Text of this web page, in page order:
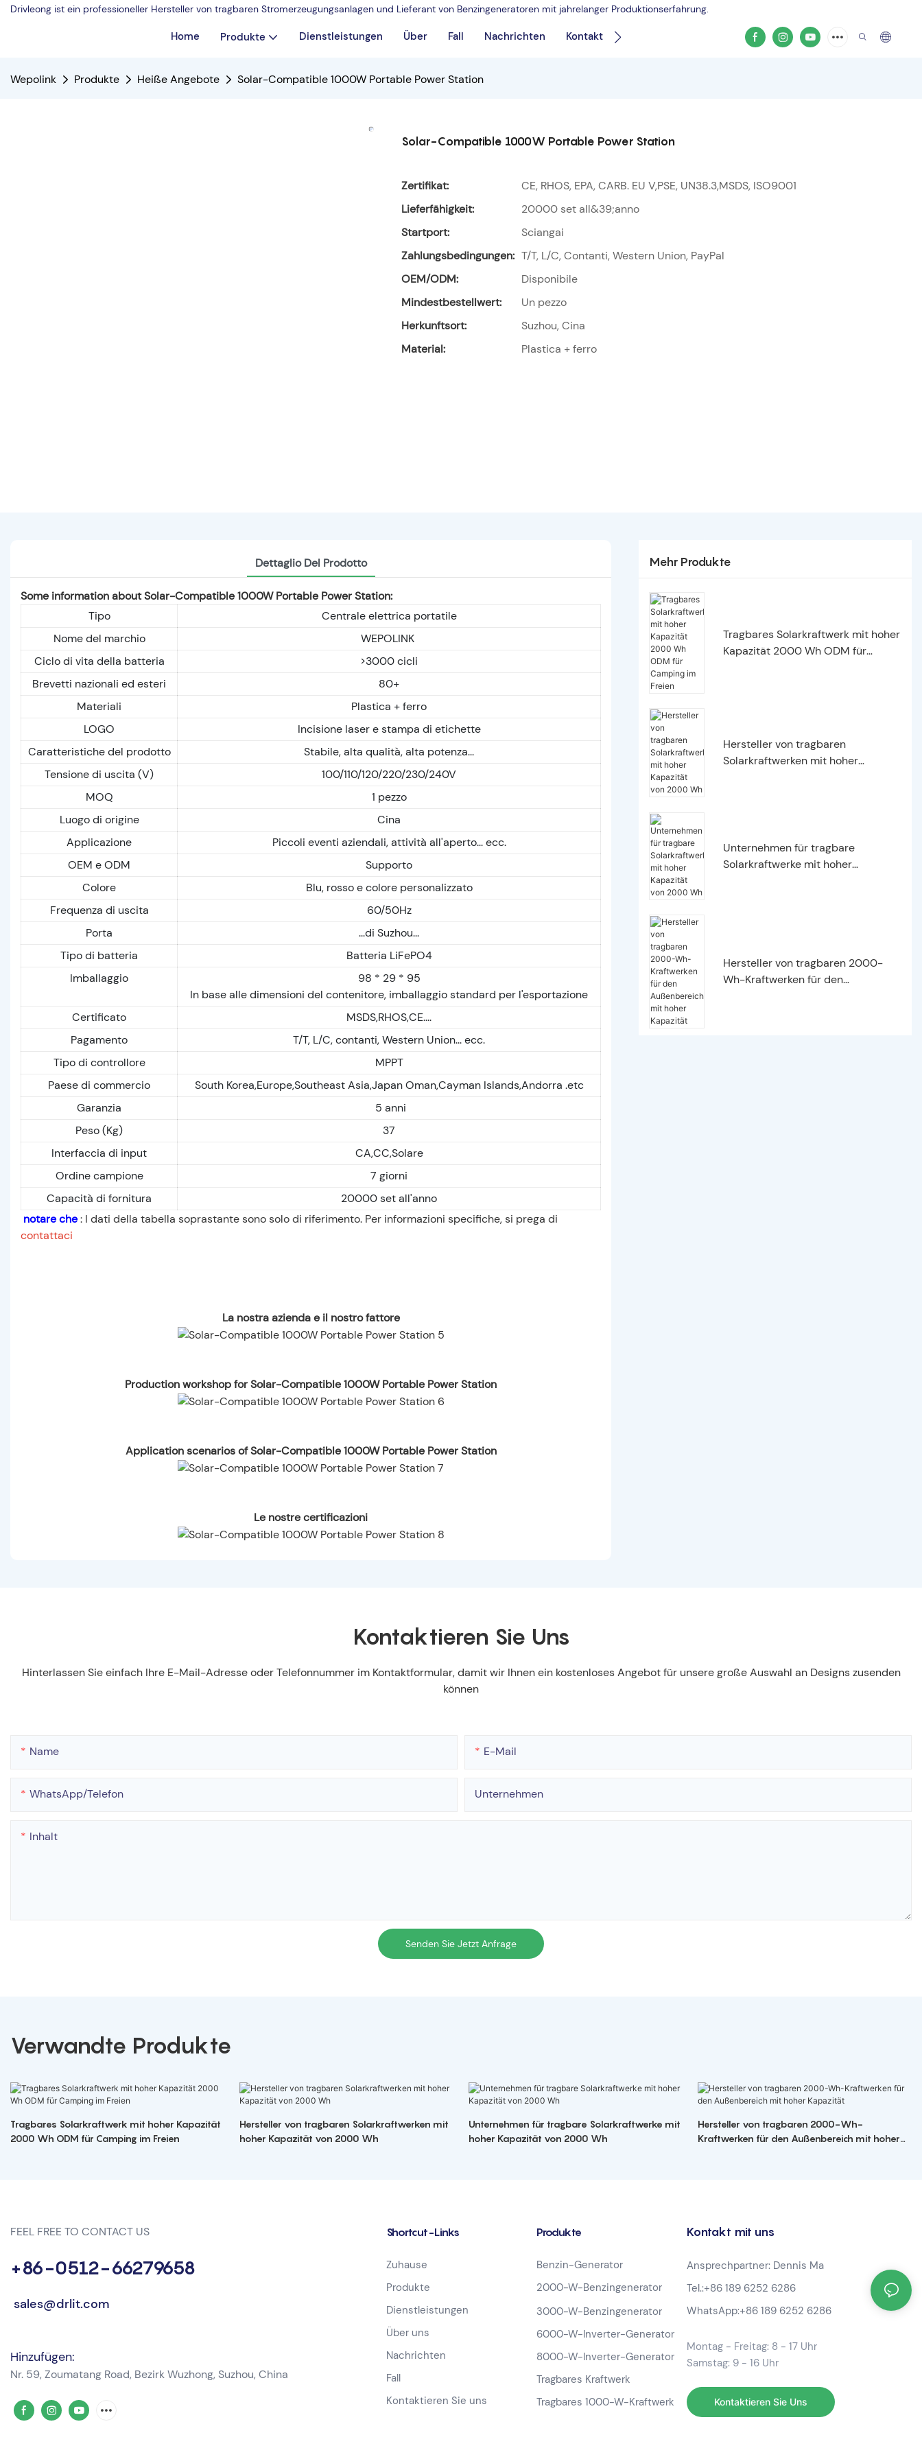
Drivleong ist ein professioneller Hersteller von tragbaren Stromerzeugungsanlagen und Lieferant von Benzingeneratoren mit jahrelanger Produktionserfahrung.
Home Produkte Dienstleistungen Über Fall Nachrichten Kontakt
Wepolink Produkte Heiße Angebote Solar-Compatible 1000W Portable Power Station
Solar-Compatible 1000W Portable Power Station
Zertifikat:
CE, RHOS, EPA, CARB. EU V,PSE, UN38.3,MSDS, ISO9001
Lieferfähigkeit:
20000 set all&39;anno
Startport:
Sciangai
Zahlungsbedingungen: T/T, L/C, Contanti, Western Union, PayPal
OEM/ODM:
Disponibile
Mindestbestellwert:
Un pezzo
Herkunftsort:
Suzhou, Cina
Material:
Plastica + ferro
Dettaglio Del Prodotto
Some information about Solar-Compatible 1000W Portable Power Station:
Tipo
Centrale elettrica portatile
Nome del marchio
WEPOLINK
Ciclo di vita della batteria
>3000 cicli
Brevetti nazionali ed esteri
80+
Materiali
Plastica + ferro
LOGO
Incisione laser e stampa di etichette
Caratteristiche del prodotto
Stabile, alta qualità, alta potenza...
Tensione di uscita (V)
100/110/120/220/230/240V
MOQ
1 pezzo
Luogo di origine
Cina
Applicazione
Piccoli eventi aziendali, attività all'aperto... ecc.
OEM e ODM
Supporto
Colore
Blu, rosso e colore personalizzato
Frequenza di uscita
60/50Hz
Porta
...di Suzhou...
Tipo di batteria
Batteria LiFePO4
Imballaggio
98 * 29 * 95
In base alle dimensioni del contenitore, imballaggio standard per l'esportazione
Certificato
MSDS,RHOS,CE....
Pagamento
T/T, L/C, contanti, Western Union... ecc.
Tipo di controllore
MPPT
Paese di commercio
South Korea,Europe,Southeast Asia,Japan Oman,Cayman Islands,Andorra .etc
Garanzia
5 anni
Peso (Kg)
37
Interfaccia di input
CA,CC,Solare
Ordine campione
7 giorni
Capacità di fornitura
20000 set all'anno
notare che: I dati della tabella soprastante sono solo di riferimento. Per informazioni specifiche, si prega di
contattaci
La nostra azienda e il nostro fattore
Production workshop for Solar-Compatible 1000W Portable Power Station
Application scenarios of Solar-Compatible 1000W Portable Power Station
Le nostre certificazioni
Mehr Produkte
Tragbares Solarkraftwerk mit hoher
Kapazität 2000 Wh ODM für
Hersteller von tragbaren
Solarkraftwerken mit hoher
Unternehmen für tragbare
Solarkraftwerke mit hoher
Hersteller von tragbaren 2000-
Wh-Kraftwerken für den
Kontaktieren Sie Uns
Hinterlassen Sie einfach Ihre E-Mail-Adresse oder Telefonnummer im Kontaktformular, damit wir Ihnen ein kostenloses Angebot für unsere große Auswahl an Designs zusenden
können
Name E-Mail
WhatsApp/Telefon Unternehmen
Inhalt
Senden Sie Jetzt Anfrage
Verwandte Produkte
Tragbares Solarkraftwerk mit hoher Kapazität
2000 Wh ODM für Camping im Freien
Hersteller von tragbaren Solarkraftwerken mit
hoher Kapazität von 2000 Wh
Unternehmen für tragbare Solarkraftwerke mit
hoher Kapazität von 2000 Wh
Hersteller von tragbaren 2000-Wh-
Kraftwerken für den Außenbereich mit hoher
FEEL FREE TO CONTACT US
+86-0512-66279658
sales@drlit.com
Hinzufügen:
Nr. 59, Zoumatang Road, Bezirk Wuzhong, Suzhou, China
Shortcut-Links
Zuhause
Produkte
Dienstleistungen
Über uns
Nachrichten
Fall
Kontaktieren Sie uns
Produkte
Benzin-Generator
2000-W-Benzingenerator
3000-W-Benzingenerator
6000-W-Inverter-Generator
8000-W-Inverter-Generator
Tragbares Kraftwerk
Tragbares 1000-W-Kraftwerk
Kontakt mit uns
Ansprechpartner: Dennis Ma
Tel.:+86 189 6252 6286
WhatsApp:+86 189 6252 6286
Montag - Freitag: 8 - 17 Uhr
Samstag: 9 - 16 Uhr
Kontaktieren Sie Uns